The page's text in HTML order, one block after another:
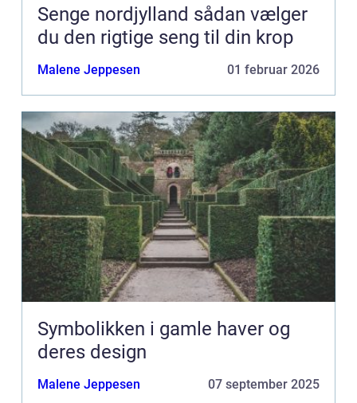
Senge nordjylland sådan vælger
du den rigtige seng til din krop
Malene Jeppesen 01 februar 2026
Symbolikken i gamle haver og
deres design
Malene Jeppesen 07 september 2025